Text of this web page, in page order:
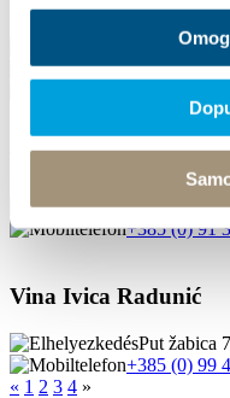
Bana
+385 (0) 99
Vina Ivica Radunić
Kaštel Novi
+385 (0) 91
Vina Ivica Radunić
Put žabica
+385 (0) 99
« 1 2 3 4 »